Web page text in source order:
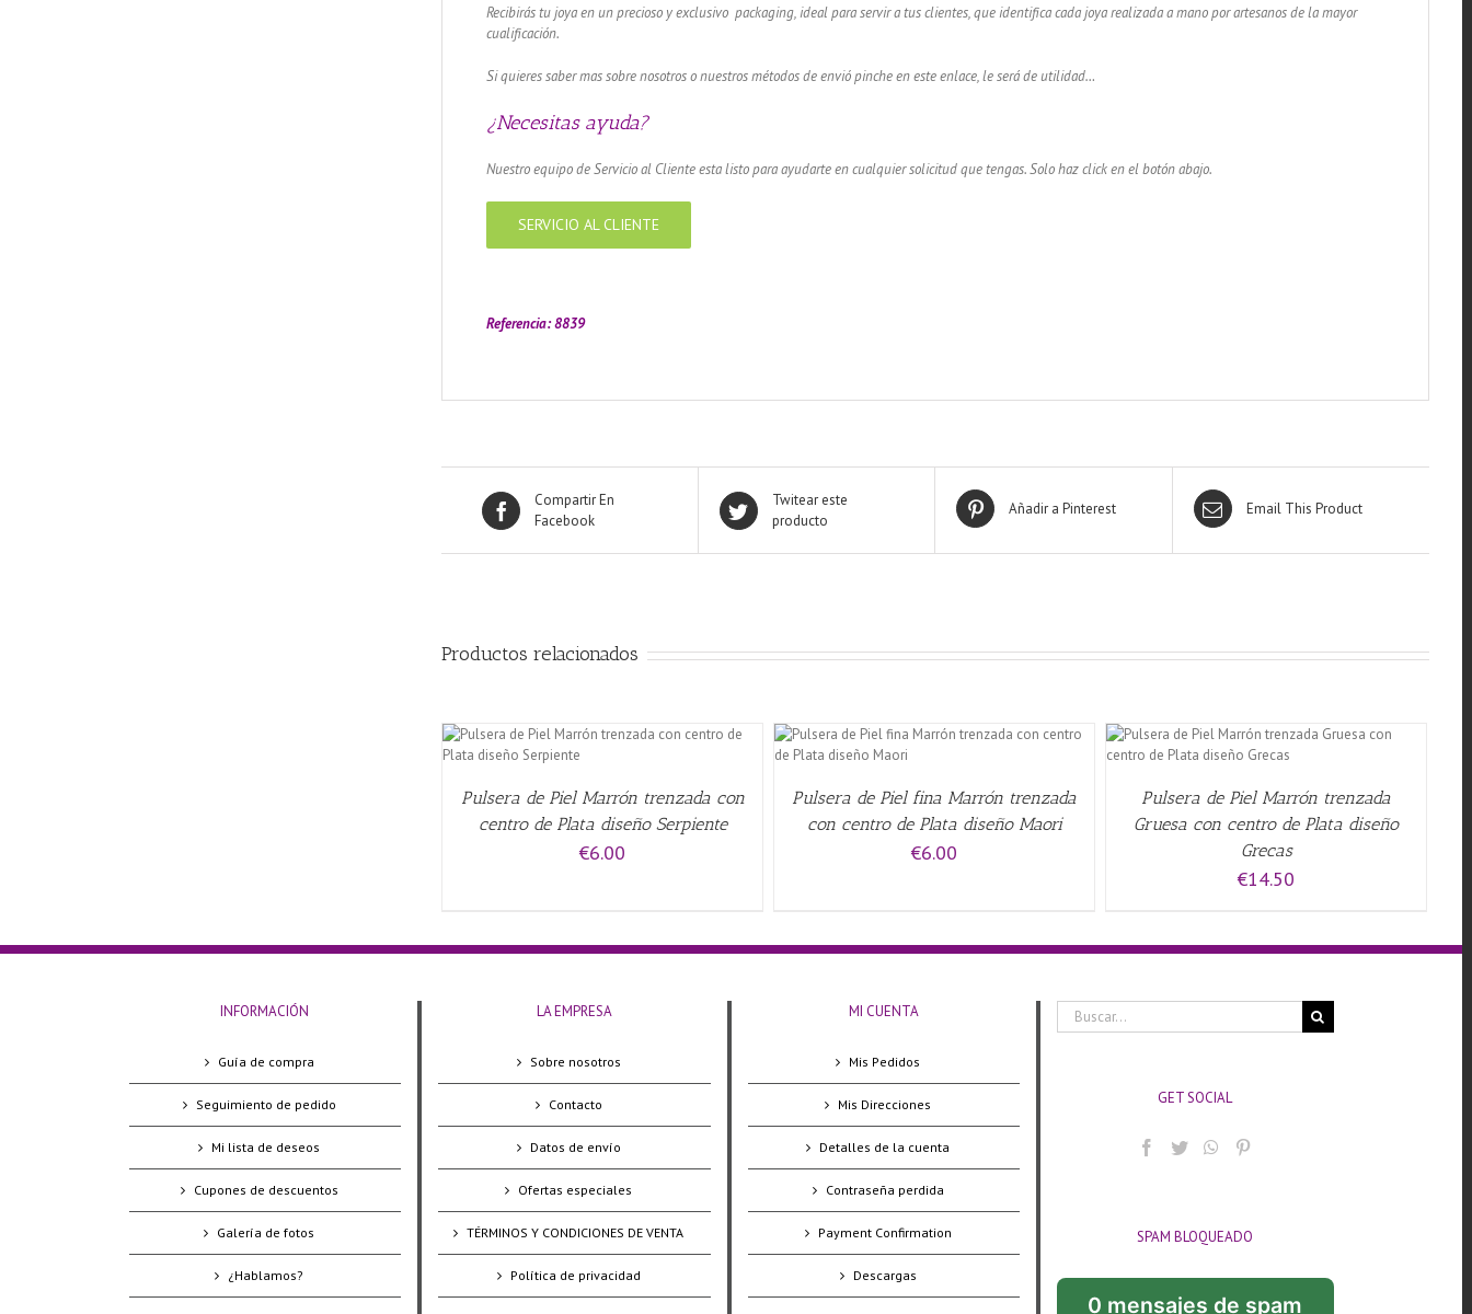
Recibirás tu joya en un precioso y exclusivo packaging, ideal para servir a tus clientes, que identifica cada joya realizada a mano por artesanos de la mayor
cualificación.
Si quieres saber mas sobre nosotros o nuestros métodos de envió pinche en este enlace, le será de utilidad…
¿Necesitas ayuda?
Nuestro equipo de Servicio al Cliente esta listo para ayudarte en cualquier solicitud que tengas. Solo haz click en el botón abajo.
SERVICIO AL CLIENTE
Referencia: 8839
Compartir En
Facebook
Twitear este
producto
Añadir a Pinterest Email This Product
Productos relacionados
Pulsera de Piel Marrón trenzada con
centro de Plata diseño Serpiente
€6.00
Pulsera de Piel fina Marrón trenzada
con centro de Plata diseño Maori
€6.00
QUICK VIEW
Pulsera de Piel Marrón trenzada
Gruesa con centro de Plata diseño
Grecas
€14.50
INFORMACIÓN
Guía de compra
Seguimiento de pedido
Mi lista de deseos
Cupones de descuentos
Galería de fotos
¿Hablamos?
LA EMPRESA
Sobre nosotros
Contacto
Datos de envío
Ofertas especiales
TÉRMINOS Y CONDICIONES DE VENTA
Política de privacidad
MI CUENTA
Mis Pedidos
Mis Direcciones
Detalles de la cuenta
Contraseña perdida
Payment Confirmation
Descargas
Buscar:
GET SOCIAL
SPAM BLOQUEADO
0 mensajes de spam